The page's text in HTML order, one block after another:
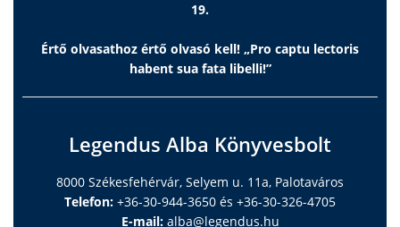
19.
Értő olvasathoz értő olvasó kell! „Pro captu lectoris
habent sua fata libelli!”
Legendus Alba Könyvesbolt
8000 Székesfehérvár, Selyem u. 11a, Palotaváros
Telefon: +36-30-944-3650 és +36-30-326-4705
E-mail: alba@legendus.hu